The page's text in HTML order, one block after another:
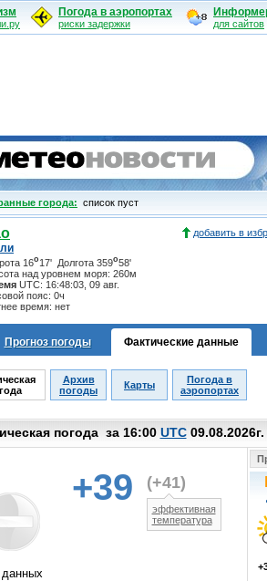
Погода в аэропортах
риски задержки для сайтов
города: cписок пуст
16o 17' Долгота 359o58'
над уровнем моря: 260м
UTC: 16:48:03, 09 авг.
пояс: 0ч
время: нет
добавить в
Прогноз погоды Фактические данные
Архив
погоды
Карты
Погода в
аэропортах
погода за 16:00 UTC09.08.2026г.
данных
+39 (+41)
эффективная
температура